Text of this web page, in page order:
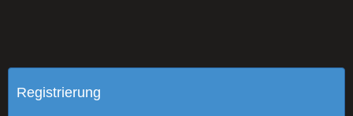
Registrierung